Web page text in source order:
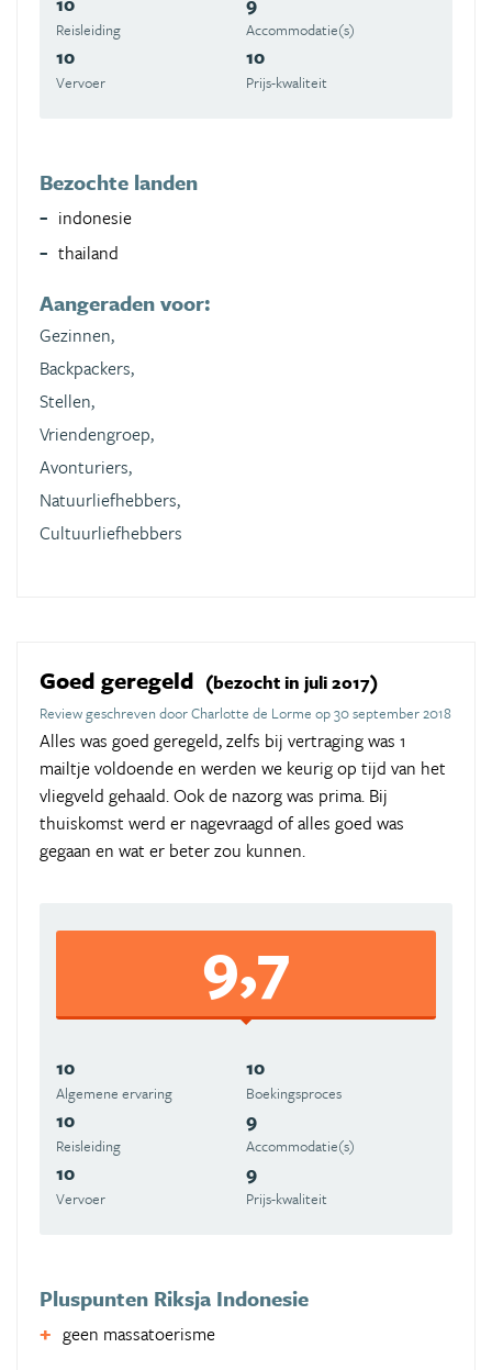
Reisleiding Accommodatie(s)
10
Vervoer
10
Prijs-kwaliteit
Bezochte landen
indonesie
thailand
Aangeraden voor:
Gezinnen,
Backpackers,
Stellen,
Vriendengroep,
Avonturiers,
Natuurliefhebbers,
Cultuurliefhebbers
Goed geregeld (bezocht in juli 2017)
Review geschreven door Charlotte de Lorme op 30 september 2018
Alles was goed geregeld, zelfs bij vertraging was 1
mailtje voldoende en werden we keurig op tijd van het
vliegveld gehaald. Ook de nazorg was prima. Bij
thuiskomst werd er nagevraagd of alles goed was
gegaan en wat er beter zou kunnen.
9,7
10
Algemene ervaring
10
Boekingsproces
10
Reisleiding
9
Accommodatie(s)
10
Vervoer
9
Prijs-kwaliteit
Pluspunten Riksja Indonesie
geen massatoerisme